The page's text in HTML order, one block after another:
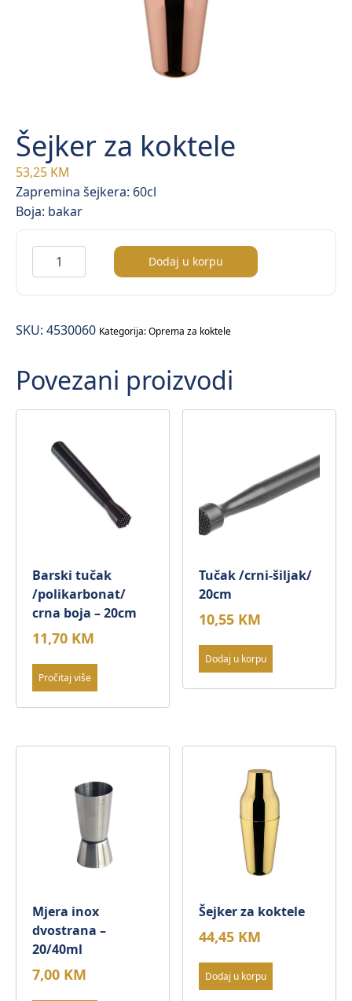
Šejker za koktele
53,25 KM
Zapremina šejkera: 60cl
Boja: bakar
Šejker
za
koktele
Dodaj u korpu
SKU: 4530060 Kategorija:Oprema za koktele
Povezani proizvodi
Barski tučak
/polikarbonat/
crna boja – 20cm
11,70 KM
Pročitaj više
Tučak /crni-šiljak/
20cm
10,55 KM
Dodaj u korpu
Mjera inox
dvostrana –
20/40ml
7,00 KM
Šejker za koktele
44,45 KM
Dodaj u korpu